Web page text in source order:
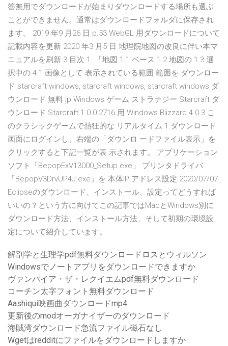
答無用でダウンロードが始まりダウンロードする場所も選ぶ
ことができません。通常はダウンロードフォルダに保存され
ます。 2019 年9 月26 日 p.53 WebGL 用ダウンロードについて
記載内容を更新 2020 年3 月5 日 地理院地図の改良に伴い本マ
ニュアルを刷新 3 目次 1. 「地図 1.1 ベース 1.2 地図の 1.3 選
択中の 4.1 画像として 表示されている範囲 範囲を ダウンロー
ド starcraft windows, starcraft windows, starcraft windows ダ
ウンロード 無料 jp Windows ゲーム ストラテジー Starcraft ダ
ウンロード Starcraft 1.0.0.2716 用 Windows Blizzard 4.0 3 こ
のクラシックゲームで熱狂的な リアルタイム 1.ダウンロード
画面にログインし、右端の「ダウンロ ードファイル表示」を
クリックすると下記一覧が表 示されます。 アプリケーション
ソフト「BepopExV13000_Setup.exe」 プリンタドライバ
「BepopV3DrvUP4J.exe」を 本体IP アドレス設定 2020/07/07
Eclipseのダウンロード、インストール、設定ってどうすれば
いいの？という方に向けてこの記事ではMacとWindows別に
ダウンロード方法、インストール方法、そして初期の環境設
定について紹介しています。
解剖学と生理学pdf無料ダウンロードロスとウィルソン
Windowsでノートアプリをダウンロードできますか
ヴァンパイア・ザ・レクイエムpdf無料ダウンロード
コーチン太字フォント無料ダウンロード
Aashiqui映画曲ダウンロードmp4
更新後のmodオーガナイザーのダウンロード
海賊湾ダウンロード急流ファイル磁石なし
Wgetはredditにファイルをダウンロードしますか